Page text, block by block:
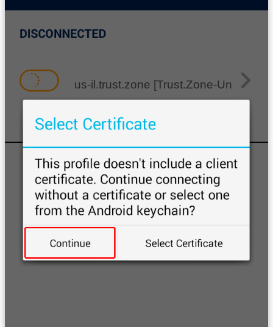
us-il.trust.zone [Trust.Zone-United-